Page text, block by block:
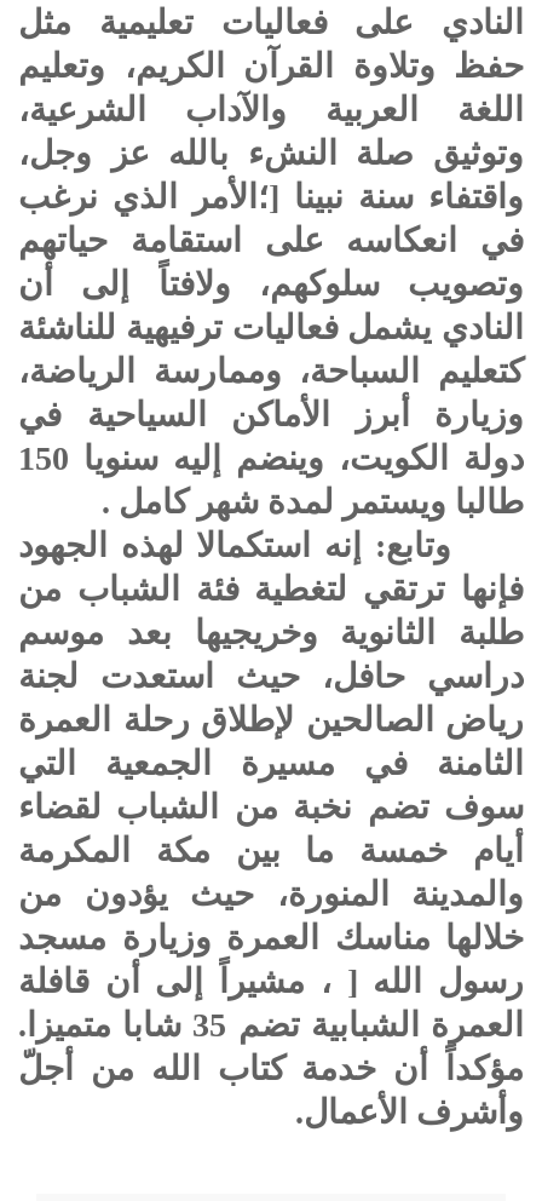
النادي على فعاليات تعليمية مثل
حفظ وتلاوة القرآن الكريم، وتعليم
اللغة العربية والآداب الشرعية،
وتوثيق صلة النشء بالله عز وجل،
واقتفاء سنة نبينا [؛الأمر الذي نرغب
في انعكاسه على استقامة حياتهم
وتصويب سلوكهم، ولافتاً إلى أن
النادي يشمل فعاليات ترفيهية للناشئة
كتعليم السباحة، وممارسة الرياضة،
وزيارة أبرز الأماكن السياحية في
دولة الكويت، وينضم إليه سنويا 150
طالبا ويستمر لمدة شهر كامل .
وتابع: إنه استكمالا لهذه الجهود
فإنها ترتقي لتغطية فئة الشباب من
طلبة الثانوية وخريجيها بعد موسم
دراسي حافل، حيث استعدت لجنة
رياض الصالحين لإطلاق رحلة العمرة
الثامنة في مسيرة الجمعية التي
سوف تضم نخبة من الشباب لقضاء
أيام خمسة ما بين مكة المكرمة
والمدينة المنورة، حيث يؤدون من
خلالها مناسك العمرة وزيارة مسجد
رسول الله [ ، مشيراً إلى أن قافلة
العمرة الشبابية تضم 35 شابا متميزا.
مؤكداً أن خدمة كتاب الله من أجلّ
وأشرف الأعمال.